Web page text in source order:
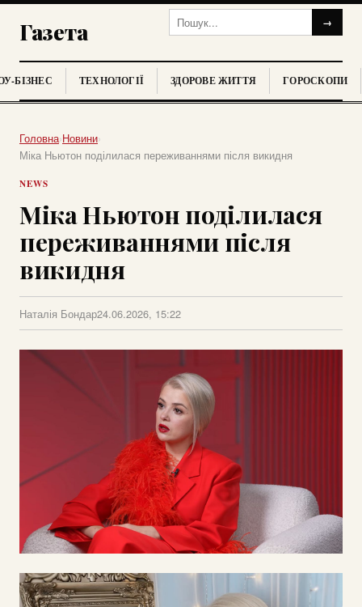
Газета →
БІЗНЕС ТЕХНОЛОГІЇ ЗДОРОВЕ ЖИТТЯ ГОРОСКОПИ
Головна›Новини›
Міка Ньютон поділилася переживаннями після викидня
NEWS
Міка Ньютон поділилася
переживаннями після
викидня
Наталія Бондар24.06.2026, 15:22